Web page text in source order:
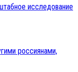
исследование